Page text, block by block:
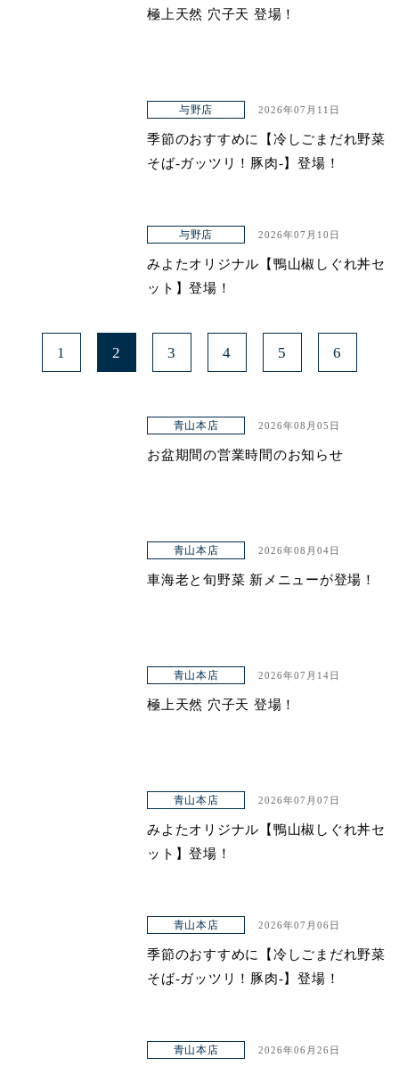
極上天然 穴子天 登場！
与野店 2026年07月11日
季節のおすすめに【冷しごまだれ野菜
そば-ガッツリ！豚肉-】登場！
与野店 2026年07月10日
みよたオリジナル【鴨山椒しぐれ丼セ
ット】登場！
1 2 3 4 5 6
青山本店 2026年08月05日
お盆期間の営業時間のお知らせ
青山本店 2026年08月04日
車海老と旬野菜 新メニューが登場！
青山本店 2026年07月14日
極上天然 穴子天 登場！
青山本店 2026年07月07日
みよたオリジナル【鴨山椒しぐれ丼セ
ット】登場！
青山本店 2026年07月06日
季節のおすすめに【冷しごまだれ野菜
そば-ガッツリ！豚肉-】登場！
青山本店 2026年06月26日